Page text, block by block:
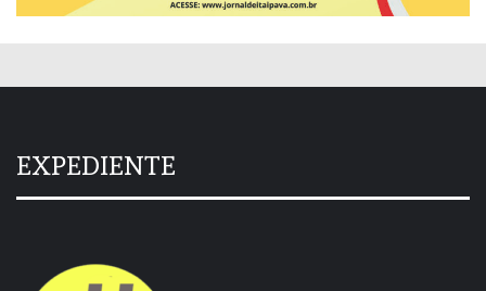
EXPEDIENTE